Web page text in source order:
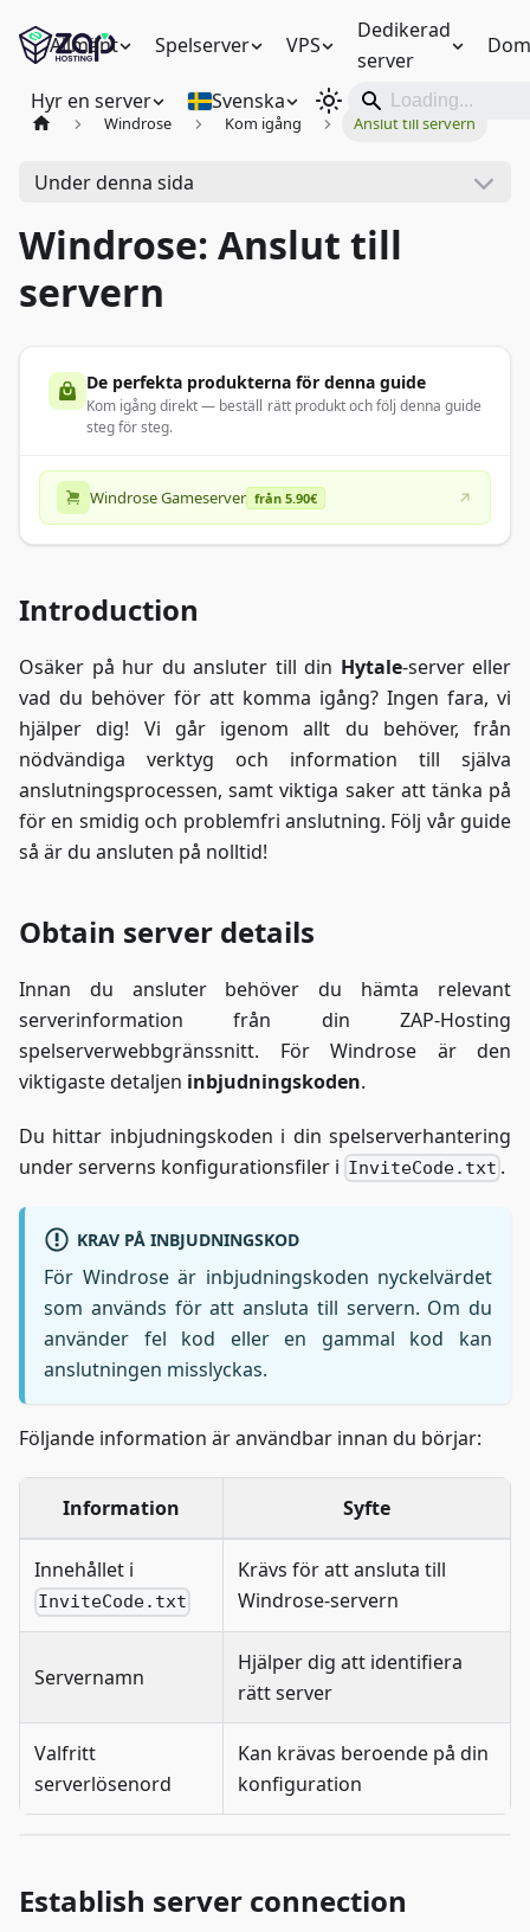
Allmänt Spelserver VPS
Dedikerad
server
Hyr en server Svenska
Windrose Kom igång Anslut till servern
Under denna sida
Windrose: Anslut till
servern
De perfekta produkterna för denna guide
Kom igång direkt — beställ rätt produkt och följ denna guide
steg för steg.
Windrose Gameserver från 5.90€
Introduction
Osäker på hur du ansluter till din Hytale-server eller
vad du behöver för att komma igång? Ingen fara, vi
hjälper dig! Vi går igenom allt du behöver, från
nödvändiga verktyg och information till själva
anslutningsprocessen, samt viktiga saker att tänka på
för en smidig och problemfri anslutning. Följ vår guide
så är du ansluten på nolltid!
Obtain server details
Innan du ansluter behöver du hämta relevant
serverinformation från din ZAP-Hosting
spelserverwebbgränssnitt. För Windrose är den
viktigaste detaljen inbjudningskoden.
Du hittar inbjudningskoden i din spelserverhantering
under serverns konfigurationsfiler i InviteCode.txt .
KRAV PÅ INBJUDNINGSKOD
För Windrose är inbjudningskoden nyckelvärdet
som används för att ansluta till servern. Om du
använder fel kod eller en gammal kod kan
anslutningen misslyckas.
Följande information är användbar innan du börjar:
Information Syfte
Innehållet i
InviteCode.txt
Krävs för att ansluta till
Windrose-servern
Servernamn
Hjälper dig att identifiera
rätt server
Valfritt
serverlösenord
Kan krävas beroende på din
konfiguration
Establish server connection